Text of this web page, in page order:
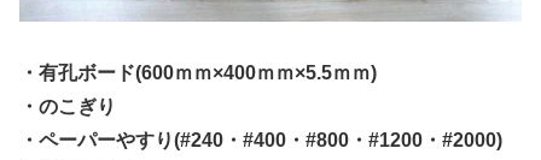
・有孔ボード(600ｍｍ×400ｍｍ×5.5ｍｍ)
・のこぎり
・ペーパーやすり(#240・#400・#800・#1200・#2000)